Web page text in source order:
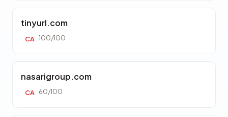
tinyurl.com
CA 100/100
nasarigroup.com
CA 60/100